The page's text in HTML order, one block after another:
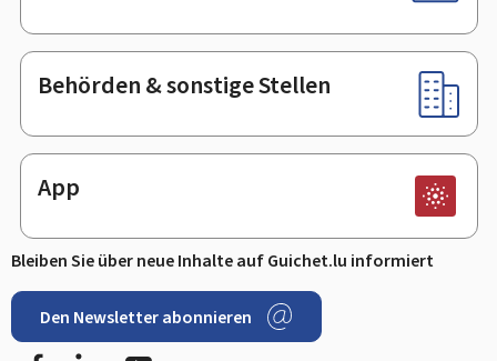
Behörden & sonstige Stellen
App
Bleiben Sie über neue Inhalte auf Guichet.lu informiert
Den Newsletter abonnieren
FacebookLinkedIn